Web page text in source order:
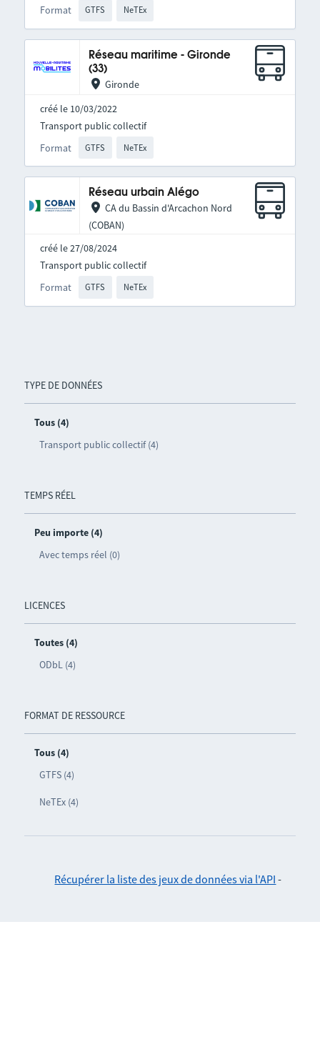
TYPE DE DONNÉES
Tous (4)
Transport public collectif (4)
TEMPS RÉEL
Peu importe (4)
Avec temps réel (0)
LICENCES
Toutes (4)
ODbL (4)
FORMAT DE RESSOURCE
Tous (4)
GTFS (4)
NeTEx (4)
Format GTFS NeTEx
Réseau maritime - Gironde
(33)
Gironde
créé le 10/03/2022
Format GTFS NeTEx
Transport public collectif
Réseau urbain Alégo
CA du Bassin d'Arcachon Nord
(COBAN)
créé le 27/08/2024
Format GTFS NeTEx
Transport public collectif
Récupérer la liste des jeux de données via l'API -